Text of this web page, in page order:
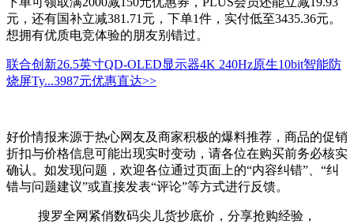
元，还有国补立减381.71元，下单1件，实付低至3435.36元。
想拥有优质电竞体验的朋友别错过。
联合创新26.5英寸QD-OLED显示器4K 240Hz原生10bit智能防
烧屏Ty...3987元优惠直达>>
好价情报来源于热心网友及商家积极的爆料推荐，商品的促销
折扣与价格信息可能出现实时变动，请各位在购买前务必核实
确认。如发现问题，欢迎各位通过页面上的“内容纠错”、“纠
错与问题建议”或直接发表“评论”等方式进行反馈。
搜罗全网紧俏数码尖儿货抄底价，分享抢购经验，